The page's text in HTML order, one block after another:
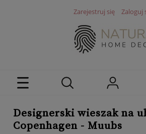
Zarejestruj się Zaloguj
Designerski wieszak na
Copenhagen - Muubs